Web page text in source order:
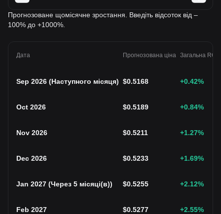
Прогнозоване щомісячне зростання. Введіть відсоток від –
100% до +1000%.
Дата Прогнозована ціна Загальна ROI
Sep 2026 (Наступного місяця) $0.5168 +0.42%
Oct 2026 $0.5189 +0.84%
Nov 2026 $0.5211 +1.27%
Dec 2026 $0.5233 +1.69%
Jan 2027 (Через 5 місяці(в)) $0.5255 +2.12%
Feb 2027 $0.5277 +2.55%